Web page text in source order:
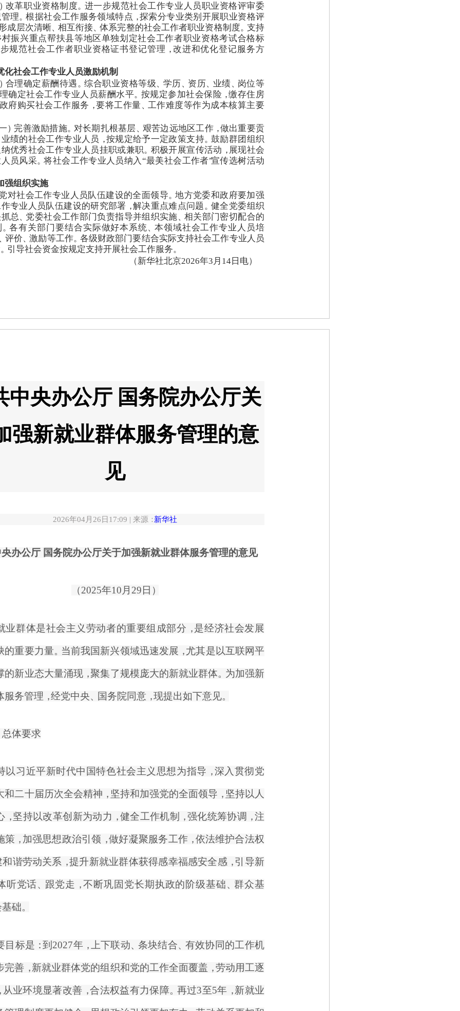
改革职业资格制度。 进一步规范社会工作专业人员职业资格评审委
理。根据社会工作服务领域特点 ，探索分专业类别开展职业资格评
成层次清晰、 相互衔接、体系完整的社会工作者职业资格制度。 支持
振兴重点帮扶县等地区单独划定社会工作者职业资格考试合格标
规范社会工作者职业资格证书登记管理 ， 改进和优化登记服务方
化社会工作专业人员激励机制
合理确定薪酬待遇。综合职业资格等级、 学历 、 资历 、 业绩、 岗位等
确定社会工作专业人员薪酬水平。 按规定参加社会保险 ，缴存住房
府购买社会工作服务 ，要将工作量、 工作难度等作为成本核算主要
） 完善激励措施。 对长期扎根基层、 艰苦边远地区工作，做出重要贡
绩的社会工作专业人员 ，按规定给予一定政策支持。鼓励群团组织
优秀社会工作专业人员挂职或兼职。 积极开展宣传活动 ， 展现社会
员风采。将社会工作专业人员纳入 “最美社会工作者”宣传选树活动
强组织实施
对社会工作专业人员队伍建设的全面领导。地方党委和政府要加强
专业人员队伍建设的研究部署 ，解决重点难点问题 。健全党委组织
总 、 党委社会工作部门负责指导并组织实施、 相关部门密切配合的
。各有关部门要结合实际做好本系统、 本领域社会工作专业人员培
评价、激励等工作。 各级财政部门要结合实际支持社会工作专业人员
。 引导社会资金按规定支持开展社会工作服务。
（新华社北京2026年3月14日电）
中央办公厅 国务院办公厅关
强新就业群体服务管理的意
见
2026年04月26日17:09 | 来源：新华社
办公厅 国务院办公厅关于加强新就业群体服务管理的意见
（2025年10月29日 ）
体是社会主义劳动者的重要组成部分 ，是经济社会发展
的重要力量。 当前我国新兴领域迅速发展 ，尤其是以互联网平
的新业态大量涌现 ，聚集了规模庞大的新就业群体。 为加强新
服务管理 ，经党中央、 国务院同意 ，现提出如下意见。
总体要求
近平新时代中国特色社会主义思想为指导 ，深入贯彻党
和二十届历次全会精神 ， 坚持和加强党的全面领导 ， 坚持以人
， 坚持以改革创新为动力 ，健全工作机制 ，强化统筹协调 ，注
策 ， 加强思想政治引领 ，做好凝聚服务工作 ，依法维护合法权
和谐劳动关系 ，提升新就业群体获得感幸福感安全感 ，引导新
听党话、 跟党走 ，不断巩固党长期执政的阶级基础、 群众基
础。
标是 ：到2027年 ， 上下联动、 条块结合、 有效协同的工作机
完善 ，新就业群体党的组织和党的工作全面覆盖 ，劳动用工逐
从业环境显著改善 ，合法权益有力保障。 再过3至5年 ，新就业